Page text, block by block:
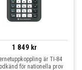
1 849 kr
är TI-84
för nationella prov